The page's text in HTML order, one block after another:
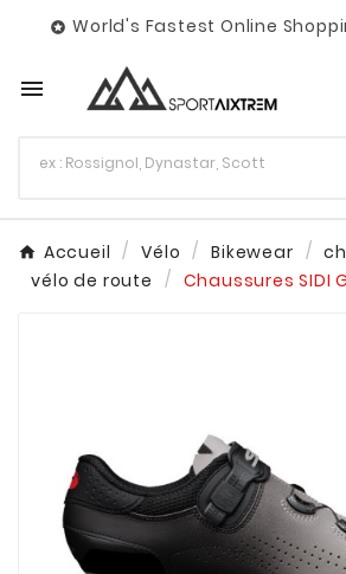
 World's Fastest Online

Accueil Vélo Bikewear
vélo de route
Chaussures SIDI